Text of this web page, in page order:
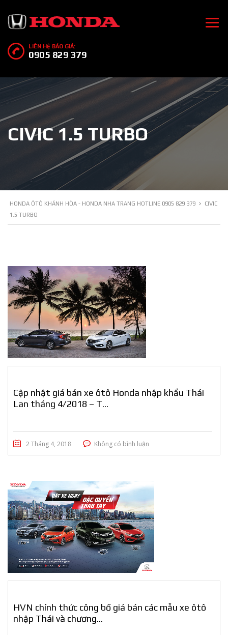
LIÊN HỆ BÁO GIÁ:
0905 829 379
CIVIC 1.5 TURBO
HONDA ÔTÔ KHÁNH HÒA - HONDA NHA TRANG HOTLINE 0905 829 379 >
CIVIC
1.5 TURBO
Cập nhật giá bán xe ôtô Honda nhập khẩu Thái
Lan tháng 4/2018 – T...
2 Tháng 4, 2018 Không có bình luận
HVN chính thức công bố giá bán các mẫu xe ôtô
nhập Thái và chương...